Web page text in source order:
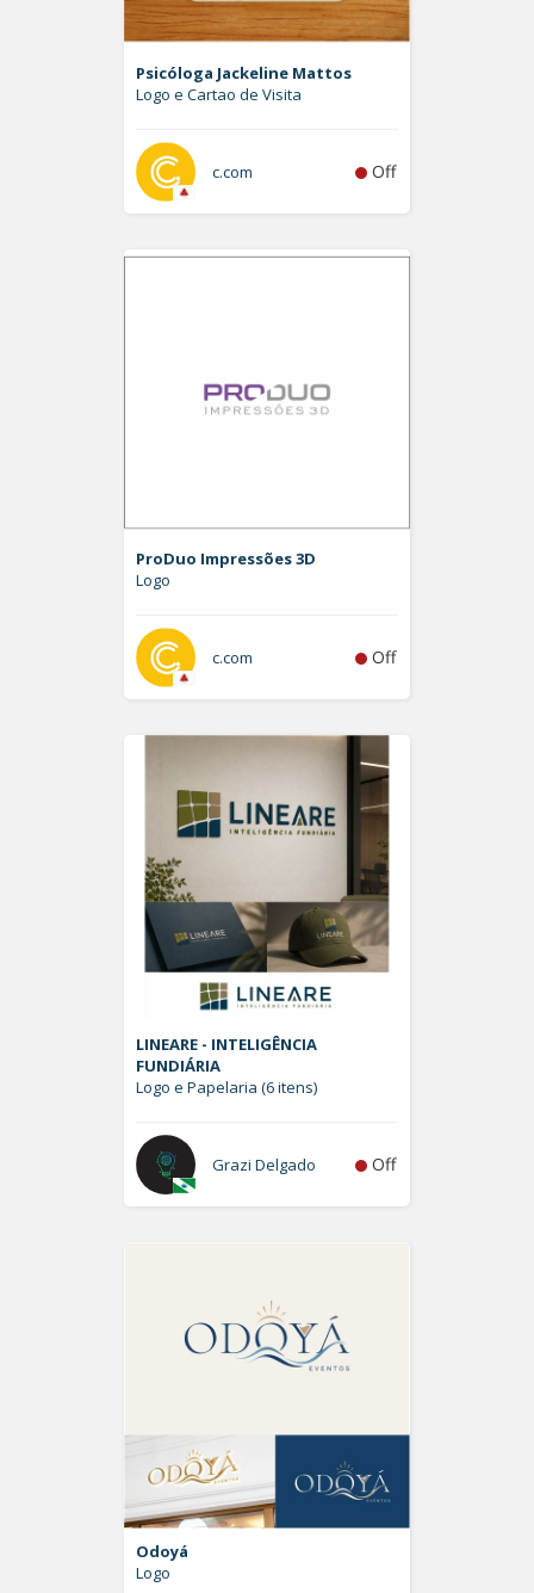
Psicóloga Jackeline Mattos
Logo e Cartao de Visita
c.com Off
ProDuo Impressões 3D
Logo
c.com Off
LINEARE - INTELIGÊNCIA
FUNDIÁRIA
Logo e Papelaria (6 itens)
Grazi Delgado Off
Odoyá
Logo